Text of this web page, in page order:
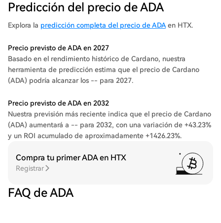
Predicción del precio de ADA
Explora la predicción completa del precio de ADA en HTX.
Precio previsto de ADA en 2027
Basado en el rendimiento histórico de Cardano, nuestra
herramienta de predicción estima que el precio de Cardano
(ADA) podría alcanzar los -- para 2027.
Precio previsto de ADA en 2032
Nuestra previsión más reciente indica que el precio de Cardano
(ADA) aumentará a -- para 2032, con una variación de +43.23%
y un ROI acumulado de aproximadamente +1426.23%.
Compra tu primer ADA en HTX
Registrar
FAQ de ADA